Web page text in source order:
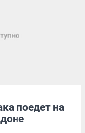
поедет на